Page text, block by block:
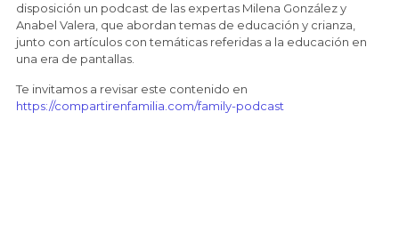
disposición un podcast de las expertas Milena González y
Anabel Valera, que abordan temas de educación y crianza,
junto con artículos con temáticas referidas a la educación en
una era de pantallas.
Te invitamos a revisar este contenido en
https://compartirenfamilia.com/family-podcast